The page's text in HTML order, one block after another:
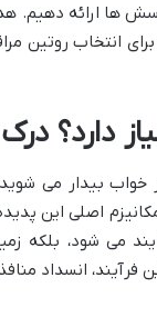
ها ارائه دهیم.
انتخاب روتین
دارد؟
بیدار می
اصلی این
می شود، بلکه
فرآیند، انسداد